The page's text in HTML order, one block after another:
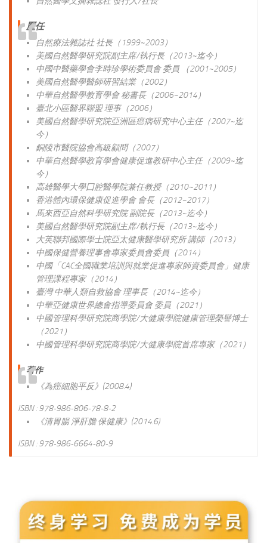
歷任
自然療法雜誌社 社長（1999~2003）
美國自然醫學研究院副主席/執行長（2013~迄今）
中國中醫藥學會李時珍學術委員會 委員 （2001~2005）
美國自然醫學醫師研習結業（2002）
中華自然醫學教育學會 秘書長（2006~2014）
臺北小區醫界聯盟 理事（2006）
美國自然醫學研究院亞洲區癌病研究中心主任（2007~迄
今）
銅陵市醫院協會高級顧問（2007）
中華自然醫學教育學會健康促進教研中心主任（2009~迄
今）
高雄醫學大學囗腔醫學院兼任教授（2010~2011）
香港體內環保健康促進學會 會長（2012~2017）
馬來西亞自然科學研究院 副院長（2013~迄今）
美國自然醫學研究院副主席/執行長（2013~迄今）
大英聯邦國際學士院亞太健康醫學研究所 講師（2013）
中國保健營養理事會專家委員會委員（2014）
中國「CAC全國職業培訓與就業促進專家師資委員會」健康
管理課程專家（2014）
臺灣 中華人類自救協會 理事長（2014~迄今）
中華亞健康世界總會指導委員會 委員（2021）
中國管理科學研究院商學院/大健康學院健康管理榮譽博士
（2021）
中國管理科學研究院商學院/大健康學院首席專家（2021）
著作
《為癌細胞平反》(2008.4)
ISBN : 978-986-806-78-8-2
《清胃腸 淨肝膽 保健康》(2014.6)
ISBN : 978-986-6664-80-9